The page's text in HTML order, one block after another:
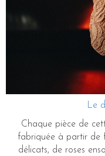
Le
Chaque pièce de
fabriquée à partir de
délicats, de roses